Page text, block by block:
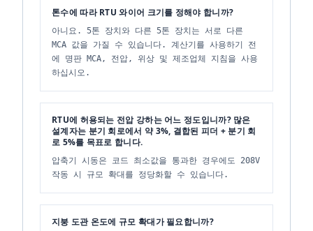
톤수에 따라 RTU 와이어 크기를 정해야 합니까?
아니요. 5톤 장치와 다른 5톤 장치는 서로 다른
MCA 값을 가질 수 있습니다. 계산기를 사용하기 전
에 명판 MCA, 전압, 위상 및 제조업체 지침을 사용
하십시오.
RTU에 허용되는 전압 강하는 어느 정도입니까? 많은
설계자는 분기 회로에서 약 3%, 결합된 피더 + 분기 회
로 5%를 목표로 합니다.
압축기 시동은 코드 최소값을 통과한 경우에도 208V
작동 시 규모 확대를 정당화할 수 있습니다.
지붕 도관 온도에 규모 확대가 필요합니까?